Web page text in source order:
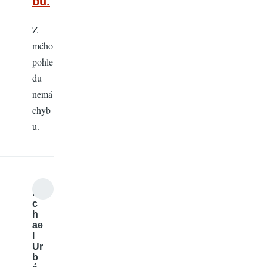
Z
mého
pohle
du
nemá
chyb
u.
Mi
c
h
ae
Ur
b